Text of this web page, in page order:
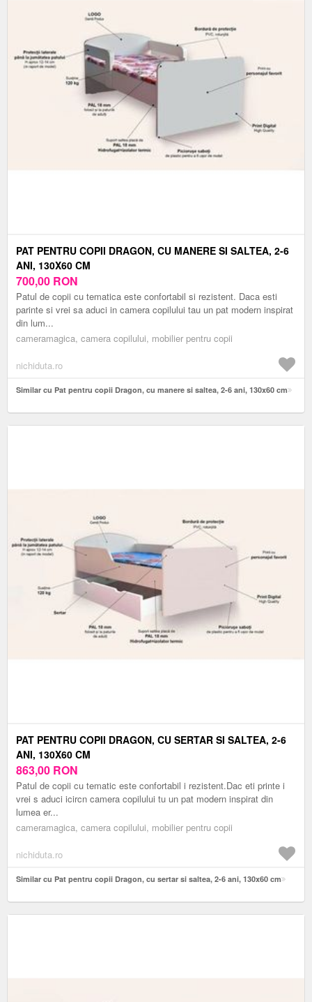
PAT PENTRU COPII DRAGON, CU MANERE SI SALTEA, 2-6
ANI, 130X60 CM
700,00 RON
Patul de copii cu tematica este confortabil si rezistent. Daca esti
parinte si vrei sa aduci in camera copilului tau un pat modern inspirat
din lum...
cameramagica, camera copilului, mobilier pentru copii
nichiduta.ro
Similar cu Pat pentru copii Dragon, cu manere si saltea, 2-6 ani, 130x60 cm
PAT PENTRU COPII DRAGON, CU SERTAR SI SALTEA, 2-6
ANI, 130X60 CM
863,00 RON
Patul de copii cu tematic este confortabil i rezistent.Dac eti printe i
vrei s aduci icircn camera copilului tu un pat modern inspirat din
lumea er...
cameramagica, camera copilului, mobilier pentru copii
nichiduta.ro
Similar cu Pat pentru copii Dragon, cu sertar si saltea, 2-6 ani, 130x60 cm